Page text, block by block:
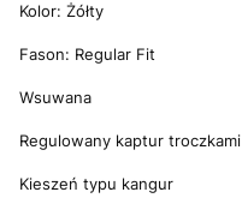
Kolor: Żółty
Fason: Regular Fit
Wsuwana
Regulowany kaptur troczkami
Kieszeń typu kangur